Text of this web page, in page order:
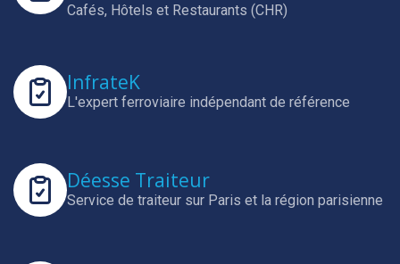
Cafés, Hôtels et Restaurants (CHR)
InfrateK
L'expert ferroviaire indépendant de référence
Déesse Traiteur
Service de traiteur sur Paris et la région parisienne